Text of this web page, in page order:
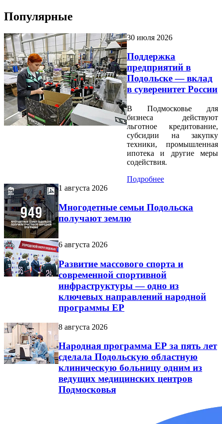
Популярные
30 июля 2026
Поддержка
предприятий в
Подольске — вклад
в суверенитет России
В Подмосковье для
бизнеса действуют
льготное кредитование,
субсидии на закупку
техники, промышленная
ипотека и другие меры
содействия.
Подробнее
1 августа 2026
Многодетные семьи Подольска
получают землю
6 августа 2026
Развитие массового спорта и
современной спортивной
инфраструктуры — одно из
ключевых направлений народной
программы ЕР
8 августа 2026
Народная программа ЕР за пять лет
сделала Подольскую областную
клиническую больницу одним из
ведущих медицинских центров
Подмосковья